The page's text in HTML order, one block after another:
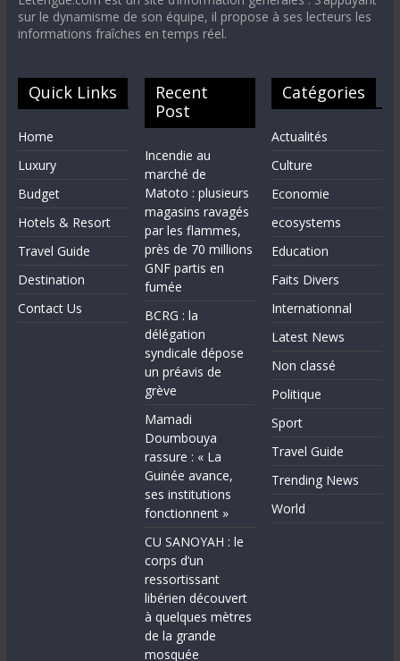
sur le dynamisme de son équipe, il propose à ses lecteurs les
informations fraîches en temps réel.
Quick Links
Home
Luxury
Budget
Hotels & Resort
Travel Guide
Destination
Contact Us
Recent
Post
Incendie au
marché de
Matoto : plusieurs
magasins ravagés
par les flammes,
près de 70 millions
GNF partis en
fumée
BCRG : la
délégation
syndicale dépose
un préavis de
grève
Mamadi
Doumbouya
rassure : « La
Guinée avance,
ses institutions
fonctionnent »
CU SANOYAH : le
corps d’un
ressortissant
libérien découvert
à quelques mètres
de la grande
mosquée
Catégories
Actualités
Culture
Economie
ecosystems
Education
Faits Divers
Internationnal
Latest News
Non classé
Politique
Sport
Travel Guide
Trending News
World